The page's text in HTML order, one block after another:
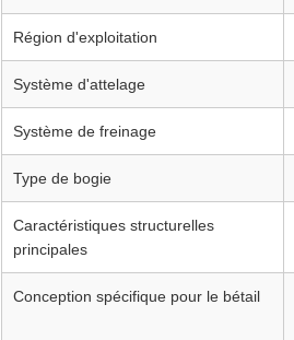
Région d'exploitation
Système d'attelage
Système de freinage
Type de bogie
Caractéristiques structurelles
principales
Conception spécifique pour le bétail